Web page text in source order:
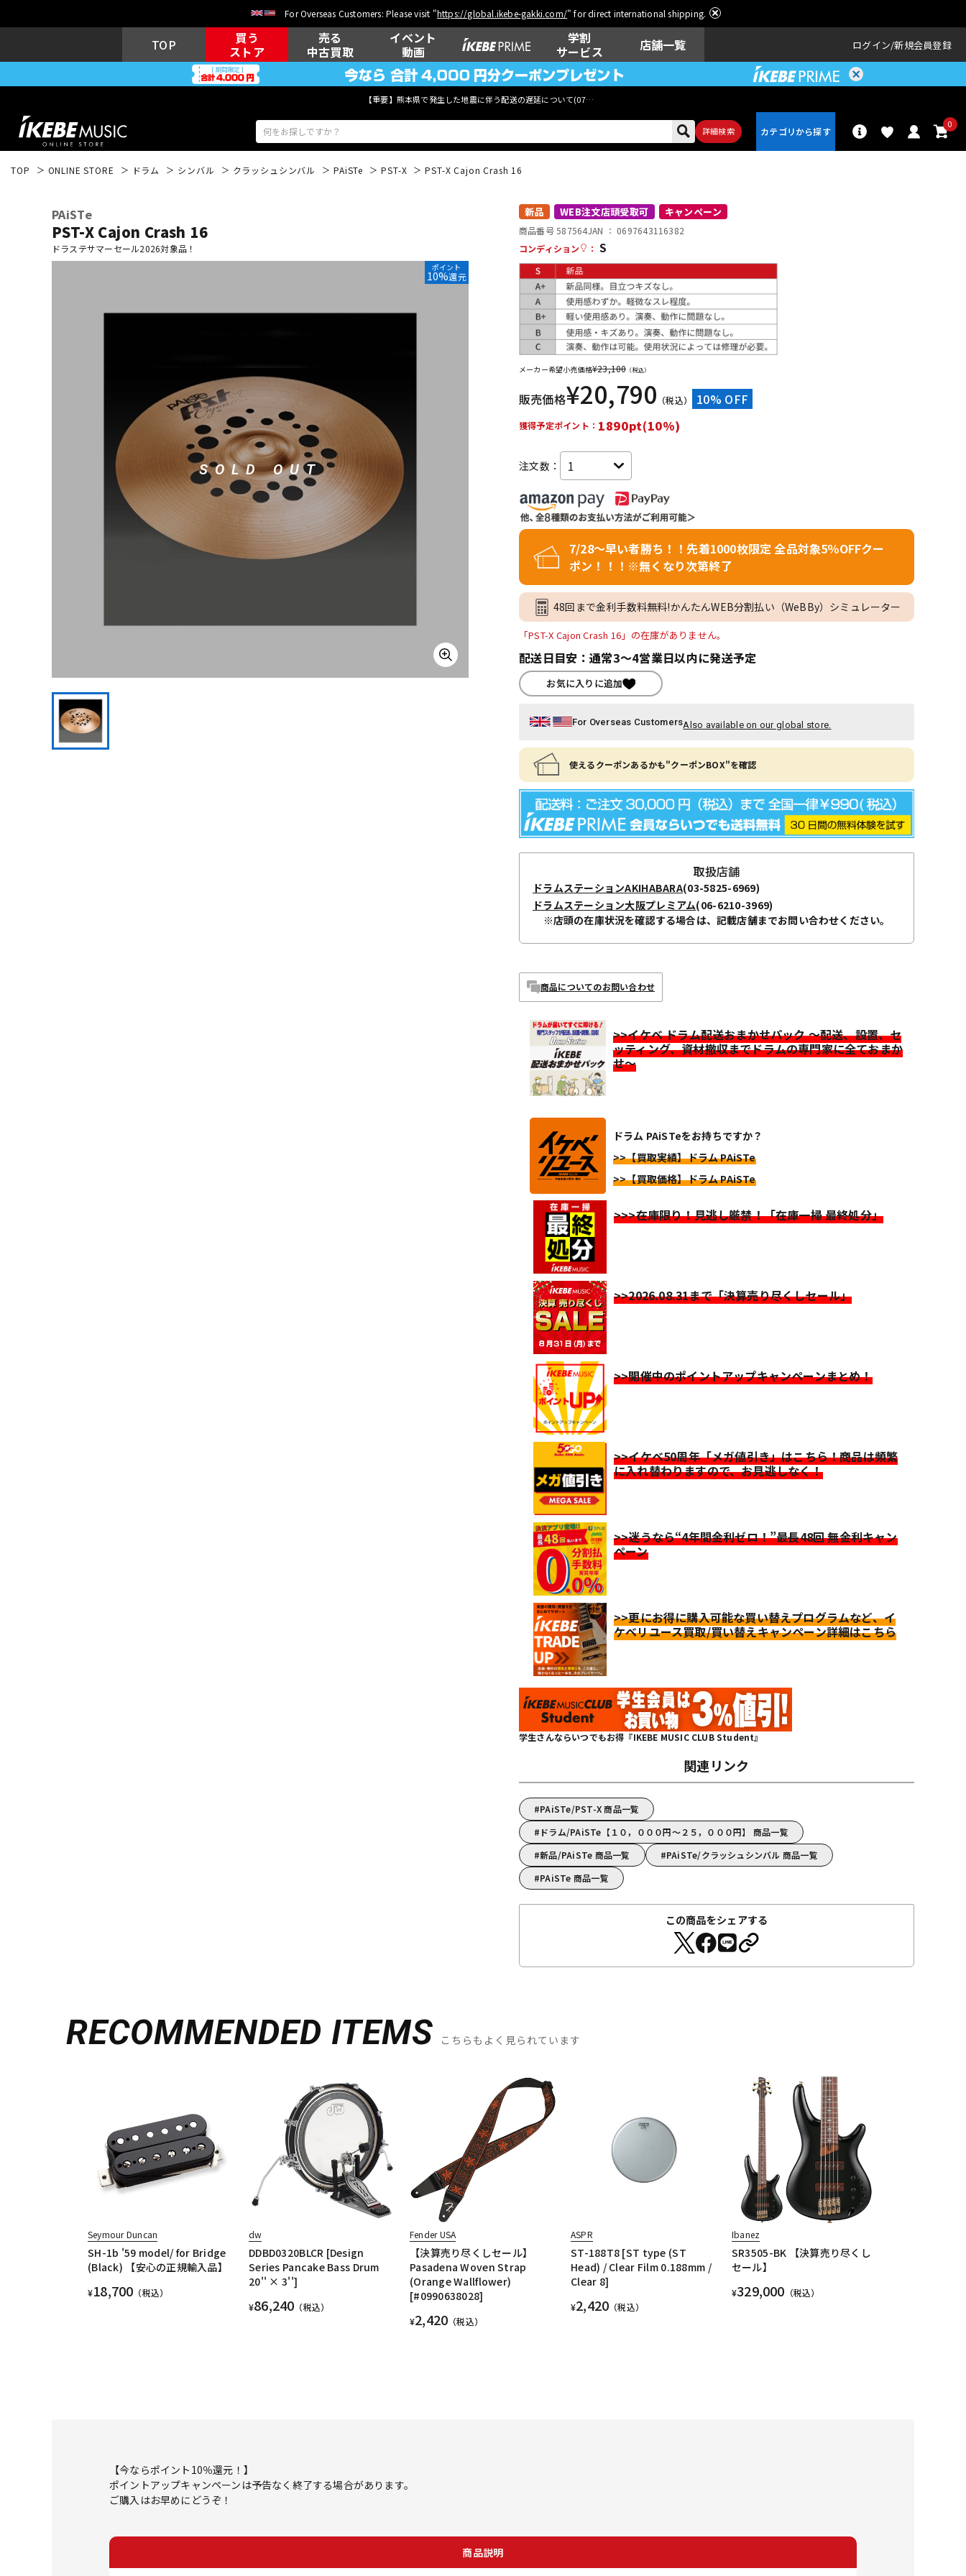
For Overseas Customers: Please visit "https://global.ikebe-gakki.com/" for direct international shipping.
TOP
買う
ストア
売る
中古買取
イベント
動画
学割
サービス
店舗一覧 ログイン 新規会員登録
【重要】熊本県で発生した地震に伴う配送の遅延について(07月29日
詳細検索
0
ウクレレ ドラム
管楽器 その他楽器
レコーディン
グ機器
配信/ライブ
機器
ヴィンテージ
TOP ONLINE STORE ドラム シンバル クラッシュシンバル PAiSTe PST-X PST-X Cajon Crash 16
PAiSTe
PST-X Cajon Crash 16
ドラステサマーセール2026対象品！
SOLD OUT
ポイント
10%還元
新品 WEB注文店頭受取可 キャンペーン
商品番号 587564JAN ： 0697643116382
コンディション
： S
メーカー希望小売価格¥23,100 （税込）
販売価格¥20,790 （税込） 10% OFF
獲得予定ポイント： 1890pt(10%)
注文数：
7/28～早い者勝ち！！先着1000枚限定 全品対象5％OFFクー
ポン！！！※無くなり次第終了
48回まで金利手数料無料!かんたんWEB分割払い（WeBBy）シミュレーター
「PST-X Cajon Crash 16」の在庫がありません。
配送日目安：通常3～4営業日以内に発送予定
お気に入りに追加
For Overseas CustomersAlso available on our global store.
使えるクーポンあるかも"クーポンBOX"を確認
取扱店舗
ドラムステーションAKIHABARA(03-5825-6969)
ドラムステーション大阪プレミアム(06-6210-3969)
※店頭の在庫状況を確認する場合は、記載店舗までお問い合わせください。
商品についてのお問い合わせ
>>イケベ ドラム配送おまかせパック ～配送、設置、セ
ッティング、資材撤収までドラムの専門家に全ておまか
せ～
ドラム PAiSTeをお持ちですか？
>>【買取実績】ドラム PAiSTe
>>【買取価格】ドラム PAiSTe
>>>在庫限り！見逃し厳禁！「在庫一掃 最終処分」
>>2026.08.31まで「決算売り尽くしセール」
>>開催中のポイントアップキャンペーンまとめ！
>>イケベ50周年「メガ値引き」はこちら！商品は頻繁
に入れ替わりますので、お見逃しなく！
>>迷うなら“4年間金利ゼロ！”最長48回 無金利キャン
ペーン
>>更にお得に購入可能な買い替えプログラムなど、イ
ケベリユース買取/買い替えキャンペーン詳細はこちら
学生さんならいつでもお得『IKEBE MUSIC CLUB Student』
関連リンク
PAiSTe/PST-X 商品一覧
ドラム/PAiSTe【１０，０００円～２５，０００円】 商品一覧
新品/PAiSTe 商品一覧
PAiSTe/クラッシュシンバル 商品一覧
PAiSTe 商品一覧
この商品をシェアする
RECOMMENDED ITEMS こちらもよく見られています
Seymour Duncan
SH-1b '59 model/ for Bridge
(Black) 【安心の正規輸入品】
¥18,700 （税込）
dw
DDBD0320BLCR [Design
Series Pancake Bass Drum
20'' × 3'']
¥86,240 （税込）
Fender USA
【決算売り尽くしセール】
Pasadena Woven Strap
(Orange Wallflower)
[#0990638028]
¥2,420 （税込）
ASPR
ST-188T8 [ST type (ST
Head) / Clear Film 0.188mm /
Clear 8]
¥2,420 （税込）
Ibanez
SR3505-BK 【決算売り尽くし
セール】
¥329,000 （税込）
【今ならポイント10％還元！】
ポイントアップキャンペーンは予告なく終了する場合があります。
ご購入はお早めにどうぞ！
商品説明